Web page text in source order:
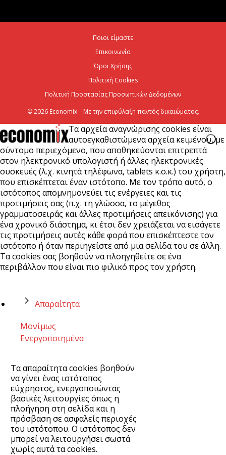
Ψεκασμοί για την καταπολέμηση των κουνουπιών,
στις 10-11-12 Αυγούστου
Ποιοι είμαστε
Επικοινωνία
Όροι Χρήσης
Πολιτική Cookies
Πολιτική Προστασίας Προσωπικών Δεδομένων
© 2026 Economix – Με την επιφύλαξη παντός δικαιώματος.
Τα αρχεία αναγνώρισης cookies είναι
αυτοεγκαθιστώμενα αρχεία κειμένου, με
σύντομο περιεχόμενο, που αποθηκεύονται επιτρεπτά
στον ηλεκτρονικό υπολογιστή ή άλλες ηλεκτρονικές
συσκευές (λ.χ. κινητά τηλέφωνα, tablets κ.ο.κ.) του χρήστη,
που επισκέπτεται έναν ιστότοπο. Με τον τρόπο αυτό, ο
ιστότοπος απομνημονεύει τις ενέργειες και τις
προτιμήσεις σας (π.χ. τη γλώσσα, το μέγεθος
γραμματοσειράς και άλλες προτιμήσεις απεικόνισης) για
ένα χρονικό διάστημα, κι έτσι δεν χρειάζεται να εισάγετε
τις προτιμήσεις αυτές κάθε φορά που επισκέπτεστε τον
ιστότοπο ή όταν περιηγείστε από μια σελίδα του σε άλλη.
Τα cookies σας βοηθούν να πλοηγηθείτε σε ένα
περιβάλλον που είναι πιο φιλικό προς τον χρήστη.
Απαραίτητα
Μονίμως
Ενεργοποιημένα
Τα απαραίτητα cookies βοηθούν
να γίνει ένας ιστότοπος
εύχρηστος, ενεργοποιώντας
βασικές λειτουργίες όπως η
πλοήγηση στη σελίδα και η
πρόσβαση σε ασφαλείς περιοχές
του ιστότοπου. Ο ιστότοπος δεν
μπορεί να λειτουργήσει σωστά
χωρίς αυτά τα cookies.